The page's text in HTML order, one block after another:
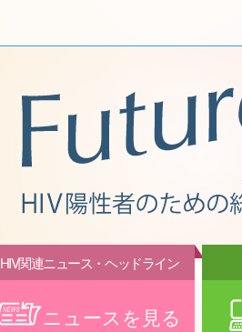
ニュースを見る
HIV関連ニュース・ヘッドライン